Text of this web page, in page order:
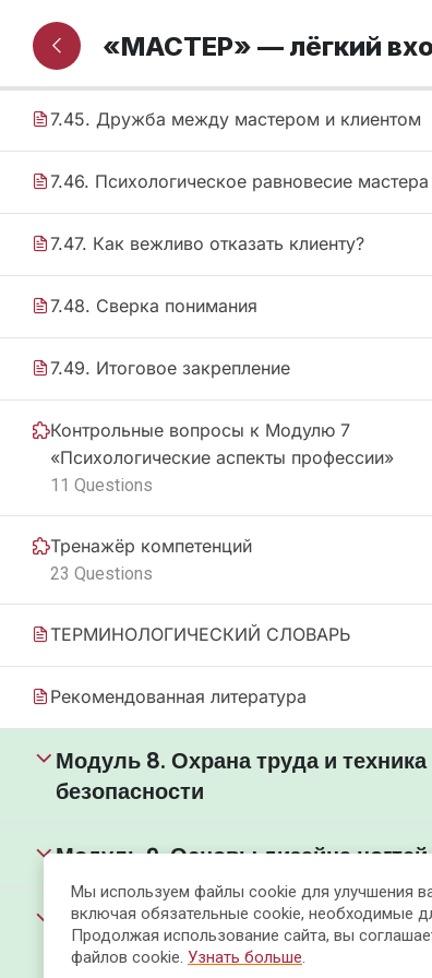
7.44. Взаимоотношения с клиентами в
вопросах и ответах
7.45. Дружба между мастером и клиентом
7.46. Психологическое равновесие мастера
7.47. Как вежливо отказать клиенту?
7.48. Сверка понимания
7.49. Итоговое закрепление
Контрольные вопросы к Модулю 7
«Психологические аспекты профессии»
11 Questions
Тренажёр компетенций
23 Questions
ТЕРМИНОЛОГИЧЕСКИЙ СЛОВАРЬ
Рекомендованная литература
Модуль 8. Охрана труда и техника
безопасности
Модуль 9. Основы дизайна ногтей
Модуль 10. Основы фотографии и
её обработки
«МАСТЕР» — лёгкий
Мы используем файлы cookie для улучшения
включая обязательные cookie, необходимые
Продолжая использование сайта, вы
файлов cookie. Узнать больше.